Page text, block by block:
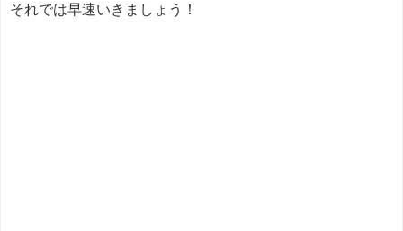
それでは早速いきましょう！